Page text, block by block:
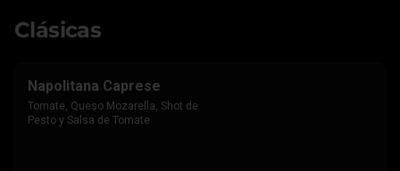
Clásicas
Napolitana Caprese
Tomate, Queso Mozarella, Shot de
Pesto y Salsa de Tomate